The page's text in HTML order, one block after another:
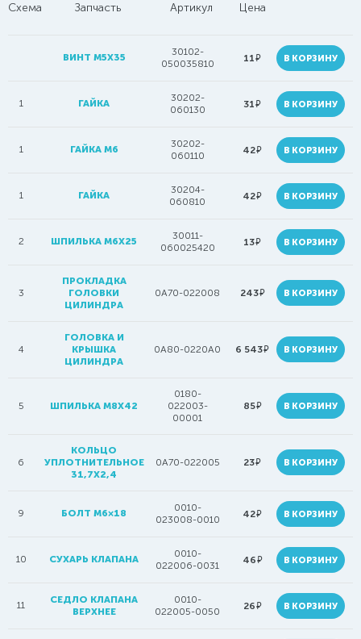
Схема Запчасть Артикул Цена
ВИНТ M5X35
30102-
050035810
11руб. В КОРЗИНУ
1 ГАЙКА
30202-
060130
31руб. В КОРЗИНУ
1 ГАЙКА М6
30202-
060110
42руб. В КОРЗИНУ
1 ГАЙКА
30204-
060810
42руб. В КОРЗИНУ
2 ШПИЛЬКА М6Х25
30011-
060025420
13руб. В КОРЗИНУ
3
ПРОКЛАДКА
ГОЛОВКИ
ЦИЛИНДРА
0A70-022008 243руб. В КОРЗИНУ
4
ГОЛОВКА И
КРЫШКА
ЦИЛИНДРА
0A80-0220A0 6 543руб. В КОРЗИНУ
5 ШПИЛЬКА M8X42
0180-
022003-
00001
85руб. В КОРЗИНУ
6
КОЛЬЦО
УПЛОТНИТЕЛЬНОЕ
31,7X2,4
0A70-022005 23руб. В КОРЗИНУ
9 БОЛТ M6×18
0010-
023008-0010
42руб. В КОРЗИНУ
10 СУХАРЬ КЛАПАНА
0010-
022006-0031
46руб. В КОРЗИНУ
11
СЕДЛО КЛАПАНА
ВЕРХНЕЕ
0010-
022005-0050
26руб. В КОРЗИНУ